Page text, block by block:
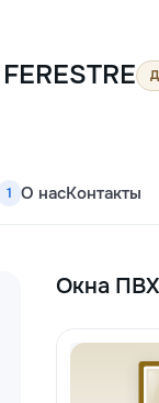
1 О насКонтакты
Окна ПВХ